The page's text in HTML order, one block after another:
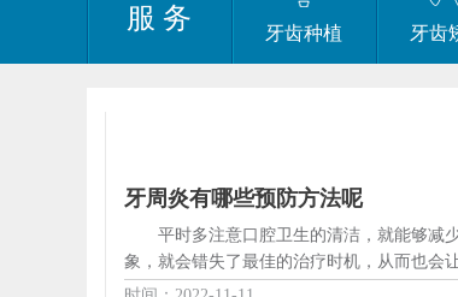
服 务
牙齿种植 牙齿
牙周炎有哪些预防方法呢
平时多注意口腔卫生的清洁，就能够减
象，就会错失了最佳的治疗时机，从而也会